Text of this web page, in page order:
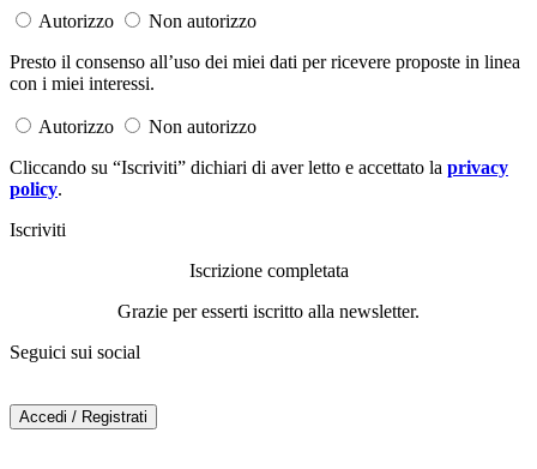
Autorizzo
Non autorizzo
Presto il consenso all’uso dei miei dati per ricevere proposte in linea
con i miei interessi.
Autorizzo
Non autorizzo
Cliccando su “Iscriviti” dichiari di aver letto e accettato la privacy
policy.
Iscriviti
Iscrizione completata
Grazie per esserti iscritto alla newsletter.
Seguici sui social
Accedi / Registrati